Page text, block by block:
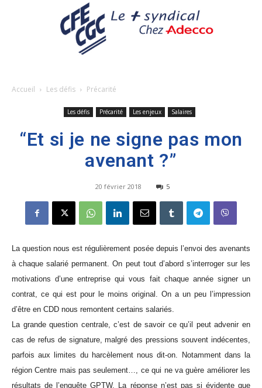
Accueil Les défis Précarité
Les défis Précarité Les enjeux Salaires
“Et si je ne signe pas mon
avenant ?”
20 février 2018 5
La question nous est régulièrement posée depuis l’envoi des avenants
à chaque salarié permanent. On peut tout d’abord s’interroger sur les
motivations d’une entreprise qui vous fait chaque année signer un
contrat, ce qui est pour le moins original. On a un peu l’impression
d’être en CDD nous remontent certains salariés.
La grande question centrale, c’est de savoir ce qu’il peut advenir en
cas de refus de signature, malgré des pressions souvent indécentes,
parfois aux limites du harcèlement nous dit-on. Notamment dans la
région Centre mais pas seulement…, ce qui ne va guère améliorer les
résultats de l’enquête GPTW. La réponse n’est pas si évidente que